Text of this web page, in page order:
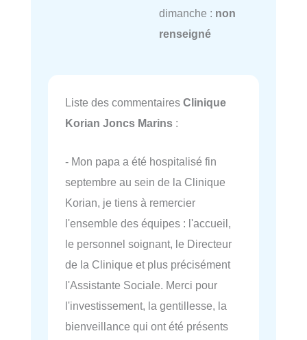
dimanche : non
renseigné
Liste des commentaires Clinique
Korian Joncs Marins :
- Mon papa a été hospitalisé fin
septembre au sein de la Clinique
Korian, je tiens à remercier
l'ensemble des équipes : l'accueil,
le personnel soignant, le Directeur
de la Clinique et plus précisément
l'Assistante Sociale. Merci pour
l'investissement, la gentillesse, la
bienveillance qui ont été présents